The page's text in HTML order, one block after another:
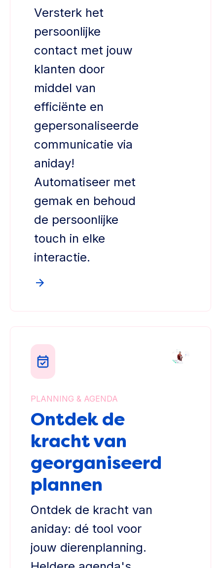
Versterk het
persoonlijke
contact met jouw
klanten door
middel van
efficiënte en
gepersonaliseerde
communicatie via
aniday!
Automatiseer met
gemak en behoud
de persoonlijke
touch in elke
interactie.
PLANNING & AGENDA
Ontdek de
kracht van
georganiseerd
plannen
Ontdek de kracht van
aniday: dé tool voor
jouw dierenplanning.